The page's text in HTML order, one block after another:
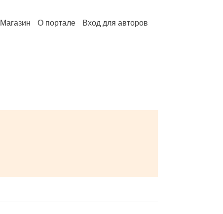
Магазин О портале Вход для авторов